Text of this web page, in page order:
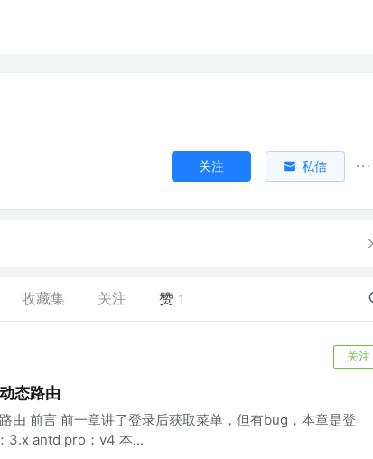
关注 私信
收藏集 关注 赞 1
关注
态路由
由 前言 前一章讲了登录后获取菜单，但有bug，本章是登
3.x antd pro：v4 本...